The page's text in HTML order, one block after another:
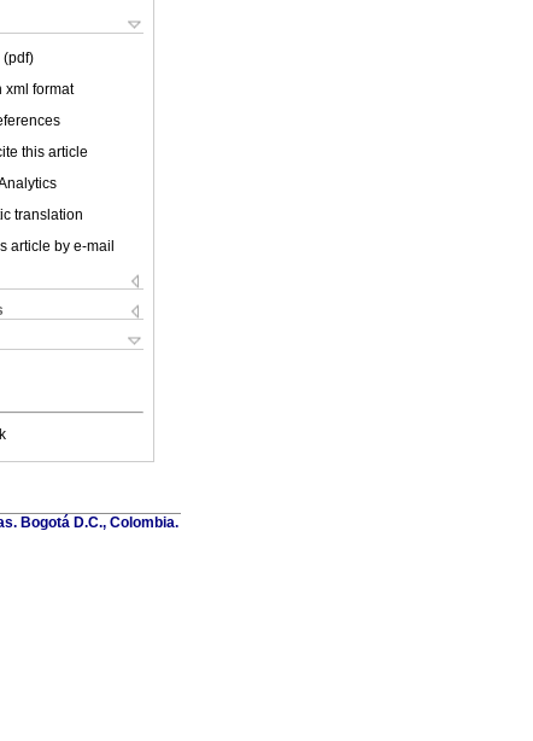
(pdf)
xml format
this article
translation
article by e-mail
Bogotá D.C., Colombia.